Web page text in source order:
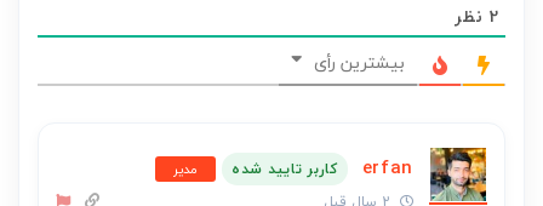
هر
نظر
بر
نویسنده
2 نظر
بیشترین رأی
erfan کاربر تایید شده مدیر